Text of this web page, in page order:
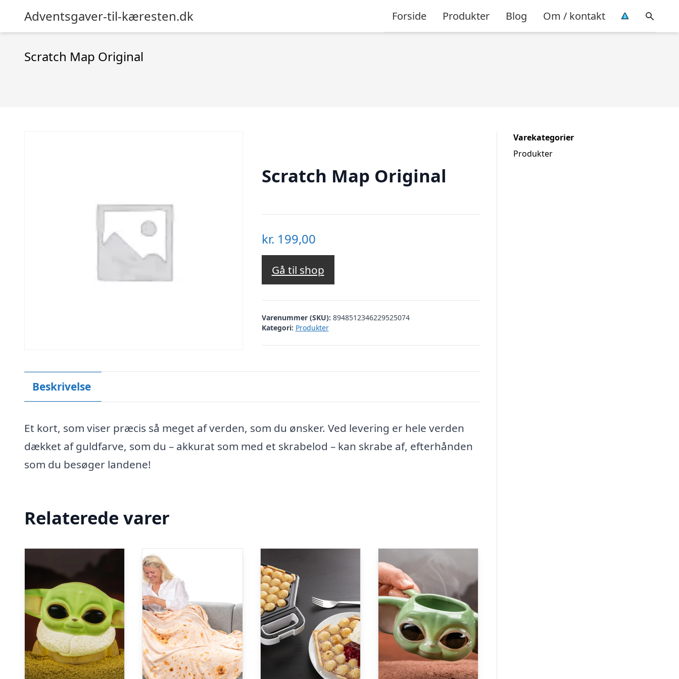
Adventsgaver-til-kæresten.dk Forside Produkter Blog Om / kontakt
Scratch Map Original
Scratch Map Original
kr. 199,00
Gå til shop
Varenummer (SKU): 8948512346229525074
Kategori: Produkter
Beskrivelse
Et kort, som viser præcis så meget af verden, som du ønsker. Ved levering er hele verden
dækket af guldfarve, som du – akkurat som med et skrabelod – kan skrabe af, efterhånden
som du besøger landene!
Relaterede varer
Varekategorier
Produkter